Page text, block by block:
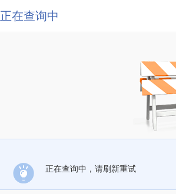
正在查询中
正在查询中，请刷新重试